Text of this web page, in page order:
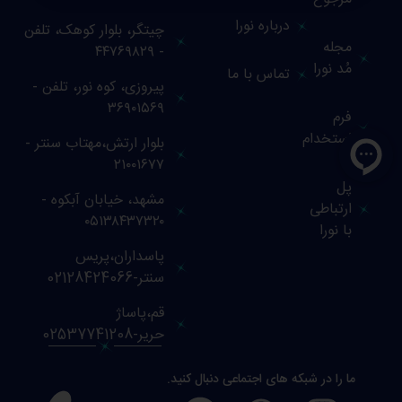
مجله
مُد نورا
فرم
استخدام
پل
ارتباطی
با نورا
درباره نورا
تماس با ما
چیتگر، بلوار کوهک، تلفن
- ۴۴۷۶۹۸۲۹
پیروزی، کوه نور، تلفن -
۳۶۹۰۱۵۶۹
بلوار ارتش،مهتاب سنتر -
۲۱۰۰۱۶۷۷
مشهد، خیابان آبکوه -
۰۵۱۳۸۴۳۷۳۲۰
پاسداران،پریس
سنتر-02128424066
قم،پاساژ
حریر-02537741208
ما را در شبکه های اجتماعی دنبال کنید.